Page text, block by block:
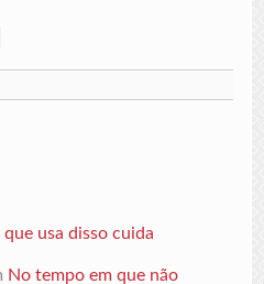
usa disso cuida
No tempo em que não